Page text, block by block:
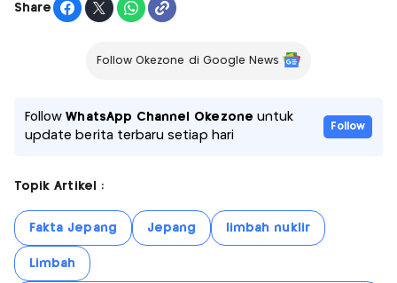
Share
Follow Okezone di Google News
FollowWhatsApp Channel Okezone untuk
update berita terbaru setiap hari
Follow
Topik Artikel :
Fakta Jepang Jepang limbah nuklir
Limbah